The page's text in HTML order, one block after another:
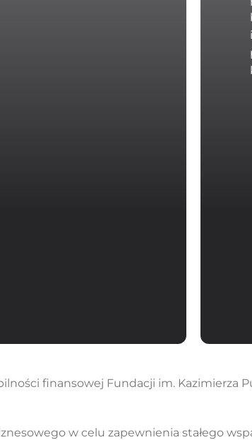
finansowej Fundacji im. Kazimierza
w celu zapewnienia stałego